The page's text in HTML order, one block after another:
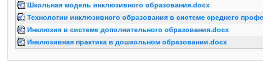
Школьная модель инклюзивного образования.docx
Технологии инклюзивного образования в системе среднего
Инклюзия в системе дополнительного образования.docx
Инклюзивная практика в дошкольном образовании.docx